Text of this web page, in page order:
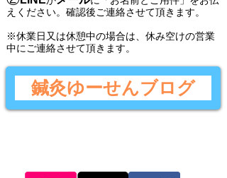
えください。 確認後ご連絡させて頂きます。
​※休業日又は休憩中の場合は、休み空けの営業
中にご連絡させて頂きます。
鍼灸ゆーせんブログ